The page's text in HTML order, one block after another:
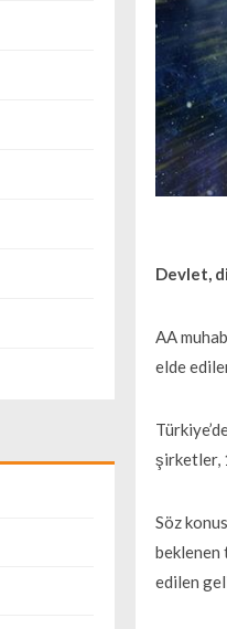
Devlet,
AA
elde
şirketler,
Söz
beklenen
edilen